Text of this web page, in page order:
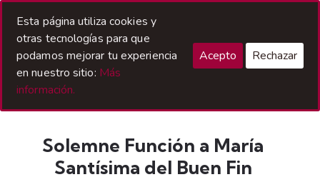
Solemne Función a María
Santísima del Buen Fin
Esta página utiliza cookies y
otras tecnologías para que
podamos mejorar tu experiencia
en nuestro sitio: Más
información.
Acepto Rechazar